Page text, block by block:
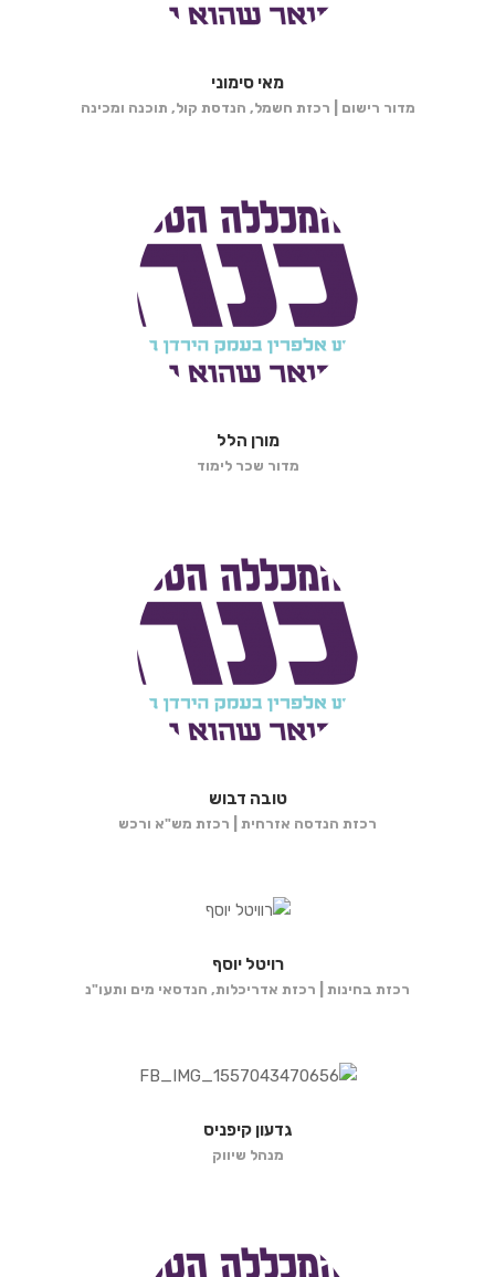
מאי סימוני
מדור רישום | רכזת חשמל, הנדסת קול, תוכנה ומכינה
מורן הלל
מדור שכר לימוד
טובה דבוש
רכזת הנדסה אזרחית | רכזת מש"א ורכש
רויטל יוסף
רכזת בחינות | רכזת אדריכלות, הנדסאי מים ותעו"נ
גדעון קיפניס
מנהל שיווק